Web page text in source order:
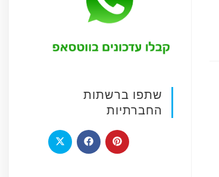
שתפו ברשתות
החברתיות